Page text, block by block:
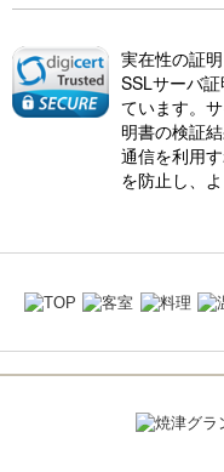
実在性の証
SSLサーバ
ています。
明書の検証
通信を利用
を防止し、